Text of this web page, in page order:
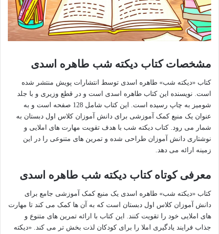
مشخصات کتاب دیکته شب طاهره اسدی
کتاب «دیکته شب» طاهره اسدی توسط انتشارات پویش منتشر شده
است. نویسنده این کتاب طاهره اسدی است و در قطع وزیری و با جلد
شومیز به چاپ رسیده است. این کتاب شامل 128 صفحه است و به
عنوان یک منبع کمک آموزشی برای دانش آموزان کلاس اول دبستان به
شمار می رود. کتاب دیکته شب با هدف تقویت مهارت های املایی و
نوشتاری دانش آموزان طراحی شده و تمرین های متنوعی را در این
زمینه ارائه می دهد.
معرفی کوتاه کتاب دیکته شب طاهره اسدی
کتاب «دیکته شب» طاهره اسدی یک منبع کمک آموزشی جامع برای
دانش آموزان کلاس اول دبستان است که به آن ها کمک می کند تا مهارت
های املایی خود را تقویت کنند. این کتاب با ارائه تمرین های متنوع و
جذاب فرایند یادگیری املا را برای کودکان لذت بخش تر می کند. «دیکته